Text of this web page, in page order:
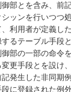
部とを含み、前
ッンを行いつつ
利用者が定義し
るテーブル手段
部の一部の命令
更手段とを設け
発生した非同期
に登録された例